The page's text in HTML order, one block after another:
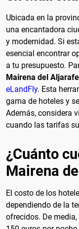
Ubicada en la
una encantadora
y modernidad. Si
esencial encontrar
a tu presupuesto.
Mairena del Aljarafe
eLandFly. Esta
gama de hoteles y
Además, considera
cuando las tarifas
¿Cuánto
Mairena
El costo de los
dependiendo de la
ofrecidos. De